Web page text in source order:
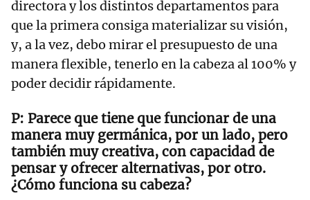
directora y los distintos departamentos para
que la primera consiga materializar su visión,
y, a la vez, debo mirar el presupuesto de una
manera flexible, tenerlo en la cabeza al 100% y
poder decidir rápidamente.
Parece que tiene que funcionar de una
manera muy germánica, por un lado, pero
también muy creativa, con capacidad de
pensar y ofrecer alternativas, por otro.
¿Cómo funciona su cabeza?